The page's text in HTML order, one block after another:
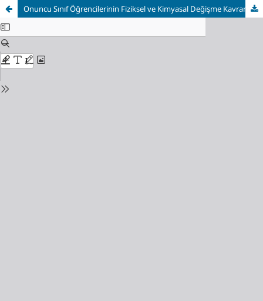
Onuncu Sınıf Öğrencilerinin Fiziksel ve Kimyasal Değişme Kavramları İle İlgili Teorik ve Uygulama Bilgilerinin Karşılaştırılması